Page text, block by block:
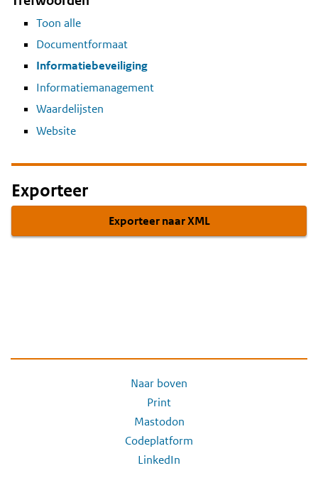
Toon alle
Documentformaat
Informatiebeveiliging
Informatiemanagement
Waardelijsten
Website
Exporteer
Exporteer naar XML
Naar boven
Print
Mastodon
Codeplatform
LinkedIn